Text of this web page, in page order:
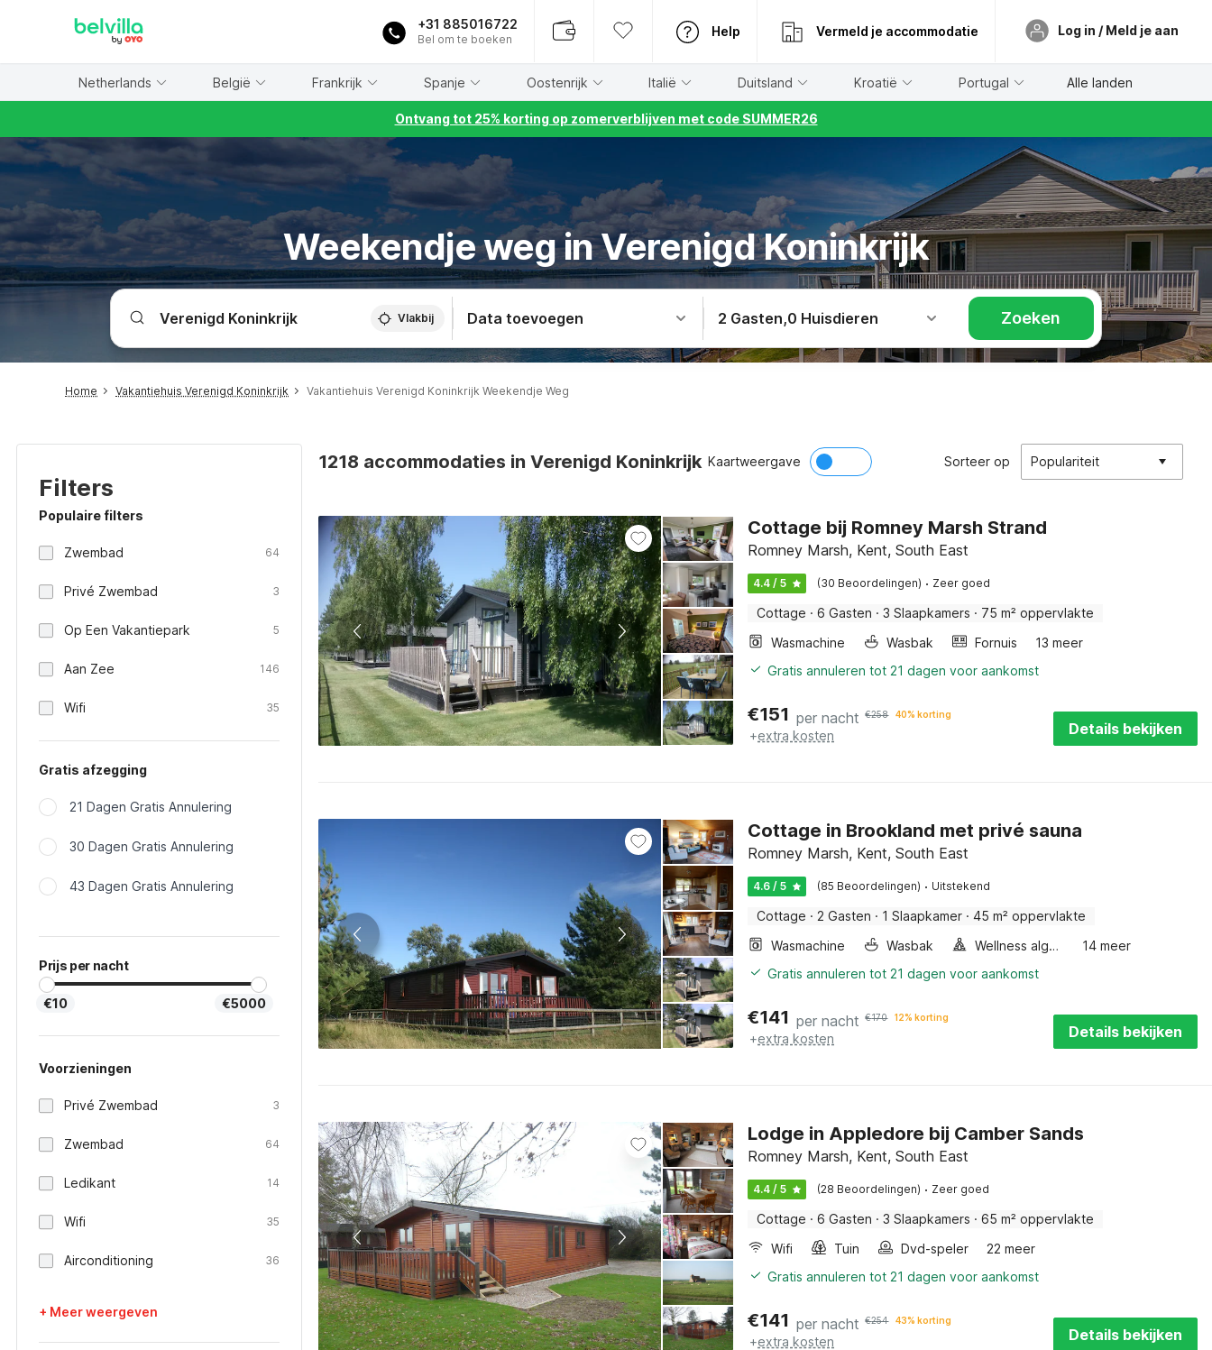
+31 885016722
Bel om te boeken
Help Vermeld je accommodatie Log in / Meld je aan
Netherlands België Frankrijk Spanje Oostenrijk Italië Duitsland Kroatië Portugal Alle landen
Ontvang tot 25% korting op zomerverblijven met code SUMMER26
Weekendje weg in Verenigd Koninkrijk
Vlakbij Data toevoegen 2 Gasten,0 Huisdieren Zoeken
Home Vakantiehuis Verenigd Koninkrijk Vakantiehuis Verenigd Koninkrijk Weekendje Weg
Filters
Populaire filters
Zwembad 64
Privé Zwembad 3
Op Een Vakantiepark 5
Aan Zee 146
Wifi 35
Gratis afzegging
21 Dagen Gratis Annulering
30 Dagen Gratis Annulering
43 Dagen Gratis Annulering
Prijs per nacht
€10 €5000
Voorzieningen
Privé Zwembad 3
Zwembad 64
Ledikant 14
Wifi 35
Airconditioning 36
+ Meer weergeven
1218 accommodaties in Verenigd Koninkrijk Kaartweergave Sorteer op Populariteit
Cottage bij Romney Marsh Strand
Romney Marsh, Kent, South East
4.4 / 5 (30 Beoordelingen) · Zeer goed
Cottage · 6 Gasten · 3 Slaapkamers · 75 m² oppervlakte
Wasmachine
Wasbak Fornuis
13 meer
Gratis annuleren tot 21 dagen voor aankomst
€151 per nacht €258 40% korting
+extra kosten Details bekijken
Cottage in Brookland met privé sauna
Romney Marsh, Kent, South East
4.6 / 5 (85 Beoordelingen) · Uitstekend
Cottage · 2 Gasten · 1 Slaapkamer · 45 m² oppervlakte
Wasmachine
Wasbak Wellness algemeen
14 meer
Gratis annuleren tot 21 dagen voor aankomst
€141 per nacht €170 12% korting
+extra kosten Details bekijken
Lodge in Appledore bij Camber Sands
Romney Marsh, Kent, South East
4.4 / 5 (28 Beoordelingen) · Zeer goed
Cottage · 6 Gasten · 3 Slaapkamers · 65 m² oppervlakte
Wifi
Tuin Dvd-speler
22 meer
Gratis annuleren tot 21 dagen voor aankomst
€141 per nacht €254 43% korting
+extra kosten Details bekijken